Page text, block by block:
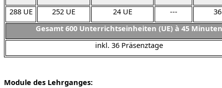
288 UE 252 UE 24 UE ---
Gesamt 600 Unterrichtseinheiten (UE) à 45 Minuten
inkl. 36 Präsenztage
Module des Lehrganges: